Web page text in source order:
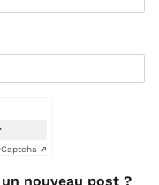
Captcha ⇗
nouveau post ?